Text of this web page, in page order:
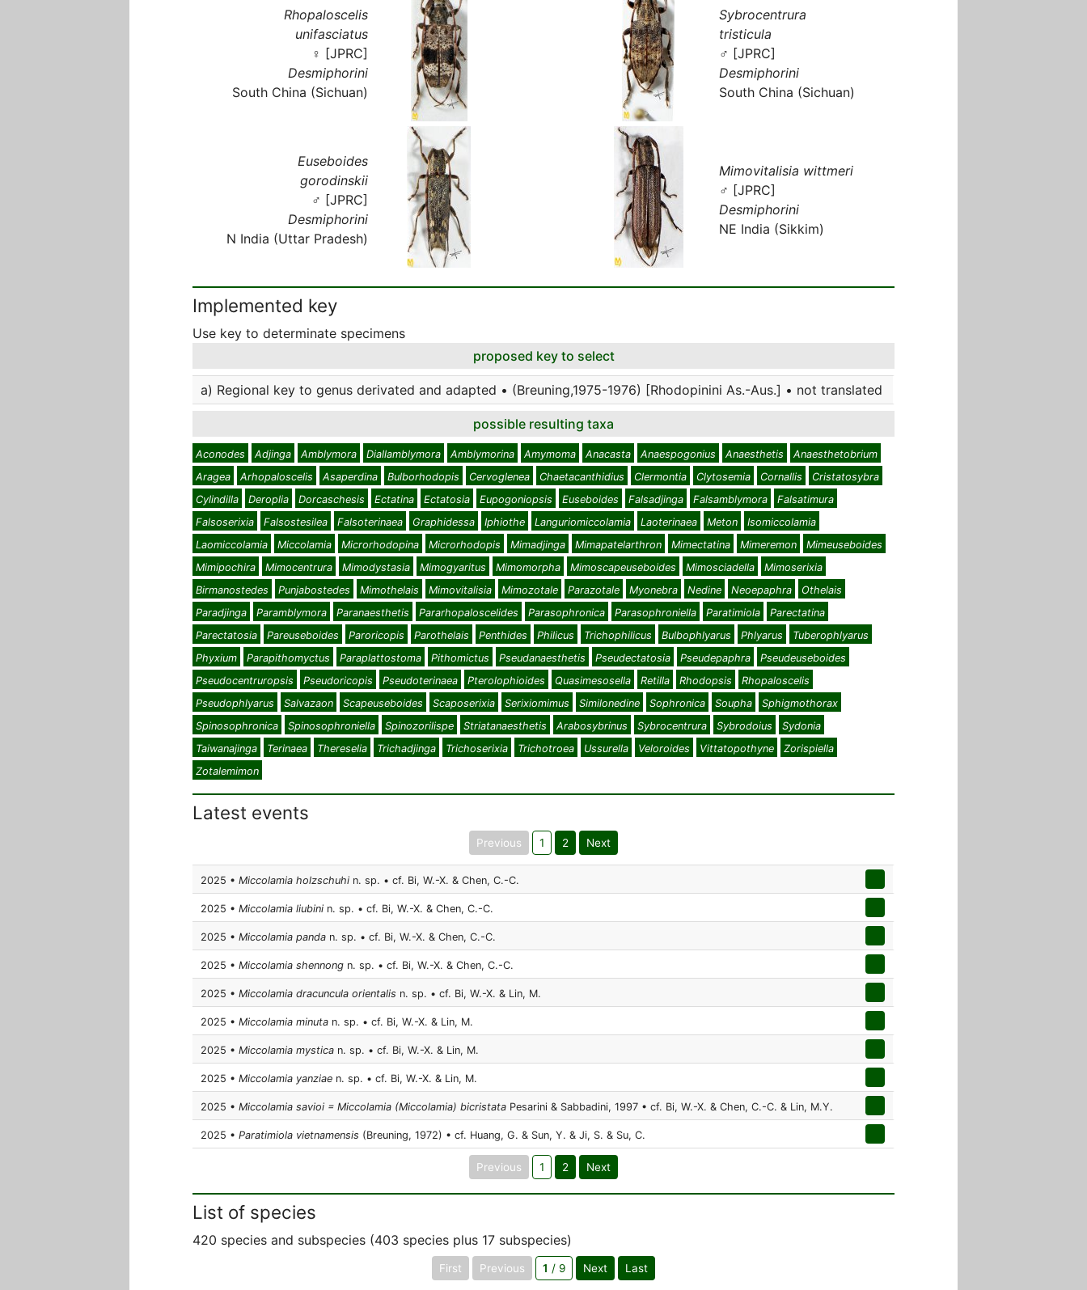
Rhopaloscelis
unifasciatus
♀ [JPRC]
Desmiphorini
South China (Sichuan)
Sybrocentrura
tristicula
♂ [JPRC]
Desmiphorini
South China (Sichuan)
Euseboides
gorodinskii
♂ [JPRC]
Desmiphorini
N India (Uttar Pradesh)
Mimovitalisia wittmeri
♂ [JPRC]
Desmiphorini
NE India (Sikkim)
Implemented key
Use key to determinate specimens
proposed key to select
a) Regional key to genus derivated and adapted • (Breuning,1975-1976) [Rhodopinini As.-Aus.] • not translated
possible resulting taxa
Aconodes Adjinga Amblymora Diallamblymora Amblymorina Amymoma Anacasta Anaespogonius Anaesthetis
Anaesthetobrium
Aragea
Arhopaloscelis Asaperdina Bulborhodopis Cervoglenea Chaetacanthidius Clermontia Clytosemia Cornallis
Cristatosybra
Cylindilla
Deroplia Dorcaschesis Ectatina Ectatosia Eupogoniopsis Euseboides Falsadjinga Falsamblymora
Falsatimura
Falsoserixia
Falsostesilea Falsoterinaea Graphidessa Iphiothe Languriomiccolamia Laoterinaea Meton
Isomiccolamia
Laomiccolamia
Miccolamia Microrhodopina Microrhodopis Mimadjinga Mimapatelarthron Mimectatina Mimeremon
Mimeuseboides
Mimipochira
Mimocentrura Mimodystasia Mimogyaritus Mimomorpha Mimoscapeuseboides Mimosciadella
Mimoserixia
Birmanostedes
Punjabostedes Mimothelais Mimovitalisia Mimozotale Parazotale Myonebra Nedine Neoepaphra
Othelais
Paradjinga
Paramblymora Paranaesthetis Pararhopaloscelides Parasophronica Parasophroniella Paratimiola
Parectatina
Parectatosia
Pareuseboides Paroricopis Parothelais Penthides Philicus Trichophilicus Bulbophlyarus Phlyarus
Tuberophlyarus
Phyxium
Parapithomyctus Paraplattostoma Pithomictus Pseudanaesthetis Pseudectatosia Pseudepaphra
Pseudeuseboides
Pseudocentruropsis
Pseudoricopis Pseudoterinaea Pterolophioides Quasimesosella Retilla Rhodopsis
Rhopaloscelis
Pseudophlyarus
Salvazaon Scapeuseboides Scaposerixia Serixiomimus Similonedine Sophronica Soupha
Sphigmothorax
Spinosophronica
Spinosophroniella Spinozorilispe Striatanaesthetis Arabosybrinus Sybrocentrura Sybrodoius
Sydonia
Taiwanajinga
Terinaea Thereselia Trichadjinga Trichoserixia Trichotroea Ussurella Veloroides Vittatopothyne
Zorispiella
Zotalemimon
Latest events
Previous 1 2 Next
2025 • Miccolamia holzschuhi n. sp. • cf. Bi, W.-X. & Chen, C.-C.
2025 • Miccolamia liubini n. sp. • cf. Bi, W.-X. & Chen, C.-C.
2025 • Miccolamia panda n. sp. • cf. Bi, W.-X. & Chen, C.-C.
2025 • Miccolamia shennong n. sp. • cf. Bi, W.-X. & Chen, C.-C.
2025 • Miccolamia dracuncula orientalis n. sp. • cf. Bi, W.-X. & Lin, M.
2025 • Miccolamia minuta n. sp. • cf. Bi, W.-X. & Lin, M.
2025 • Miccolamia mystica n. sp. • cf. Bi, W.-X. & Lin, M.
2025 • Miccolamia yanziae n. sp. • cf. Bi, W.-X. & Lin, M.
2025 • Miccolamia savioi = Miccolamia (Miccolamia) bicristata Pesarini & Sabbadini, 1997 • cf. Bi, W.-X. & Chen, C.-C. & Lin, M.Y.
2025 • Paratimiola vietnamensis (Breuning, 1972) • cf. Huang, G. & Sun, Y. & Ji, S. & Su, C.
Previous 1 2 Next
List of species
420 species and subspecies (403 species plus 17 subspecies)
First Previous 1 / 9 Next Last